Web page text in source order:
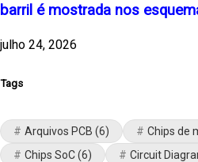
barril é mostrada nos
julho 24, 2026
Tags
Arquivos PCB (6) Chips de
Chips SoC(6) Circuit